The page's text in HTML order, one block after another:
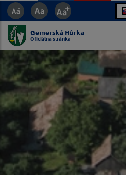
Gemerská Hôrka
Oficiálna stránka